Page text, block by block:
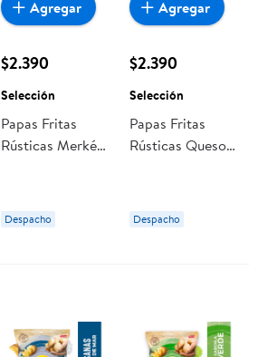
$2.390
Selección
Papas Fritas
Rústicas Merkén
Despacho
Agregar
$2.390
Selección
Papas Fritas
Rústicas Queso Y
Despacho
Agregar